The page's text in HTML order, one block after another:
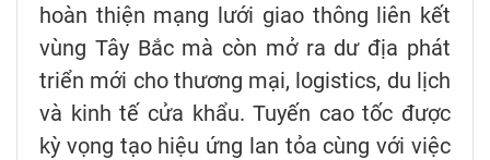
hoàn thiện mạng lưới giao thông liên kết
vùng Tây Bắc mà còn mở ra dư địa phát
triển mới cho thương mại, logistics, du lịch
và kinh tế cửa khẩu. Tuyến cao tốc được
kỳ vọng tạo hiệu ứng lan tỏa cùng với việc